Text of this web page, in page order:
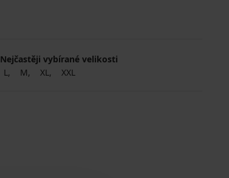
Nejčastěji vybírané velikosti
L
M XL XXL